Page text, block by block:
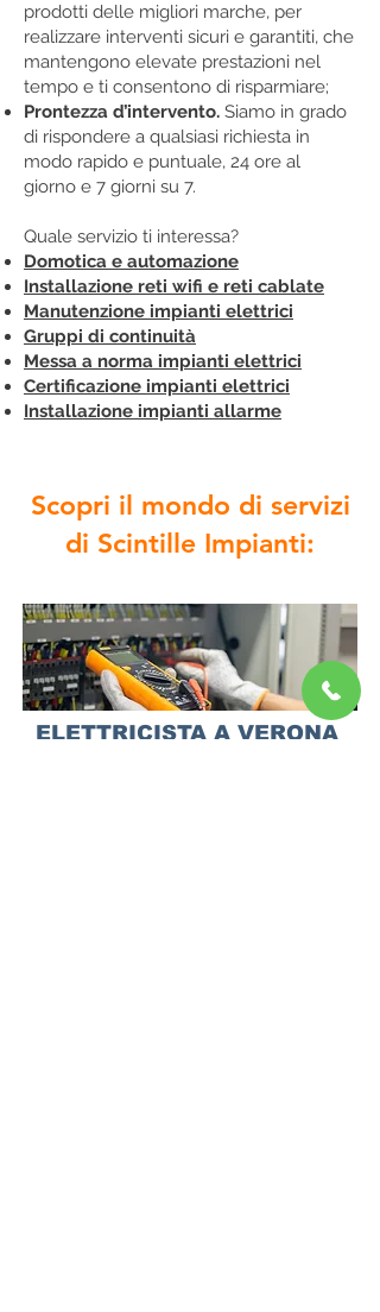
prodotti delle migliori marche, per
realizzare interventi sicuri e garantiti, che
mantengono elevate prestazioni nel
tempo e ti consentono di risparmiare;
Prontezza d’intervento. Siamo in grado
di rispondere a qualsiasi richiesta in
modo rapido e puntuale, 24 ore al
giorno e 7 giorni su 7.
Quale servizio ti interessa?
Domotica e automazione
Installazione reti wifi e reti cablate
Manutenzione impianti elettrici
Gruppi di continuità
Messa a norma impianti elettrici
Certificazione impianti elettrici
Installazione impianti allarme
Scopri il mondo di servizi
di Scintille Impianti:
ELETTRICISTA A VERONA